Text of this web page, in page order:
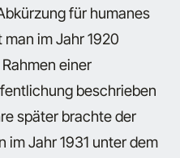
für humanes
im Jahr 1920
einer
beschrieben
später brachte der
im Jahr 1931 unter dem